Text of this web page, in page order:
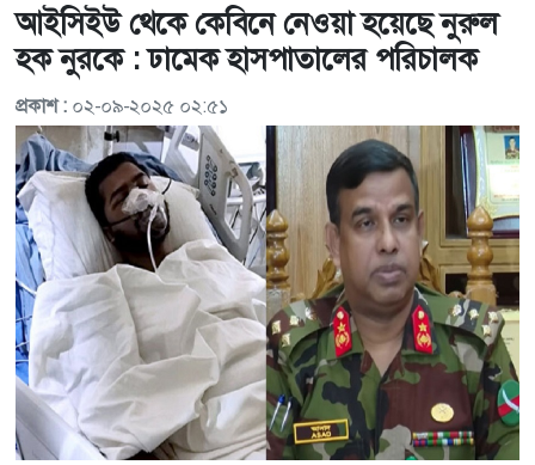
আইসিইউ থেকে কেবিনে নেওয়া হয়েছে নুরুল
হক নুরকে : ঢামেক হাসপাতালের পরিচালক
প্রকাশ : ০২-০৯-২০২৫ ০২:৫১